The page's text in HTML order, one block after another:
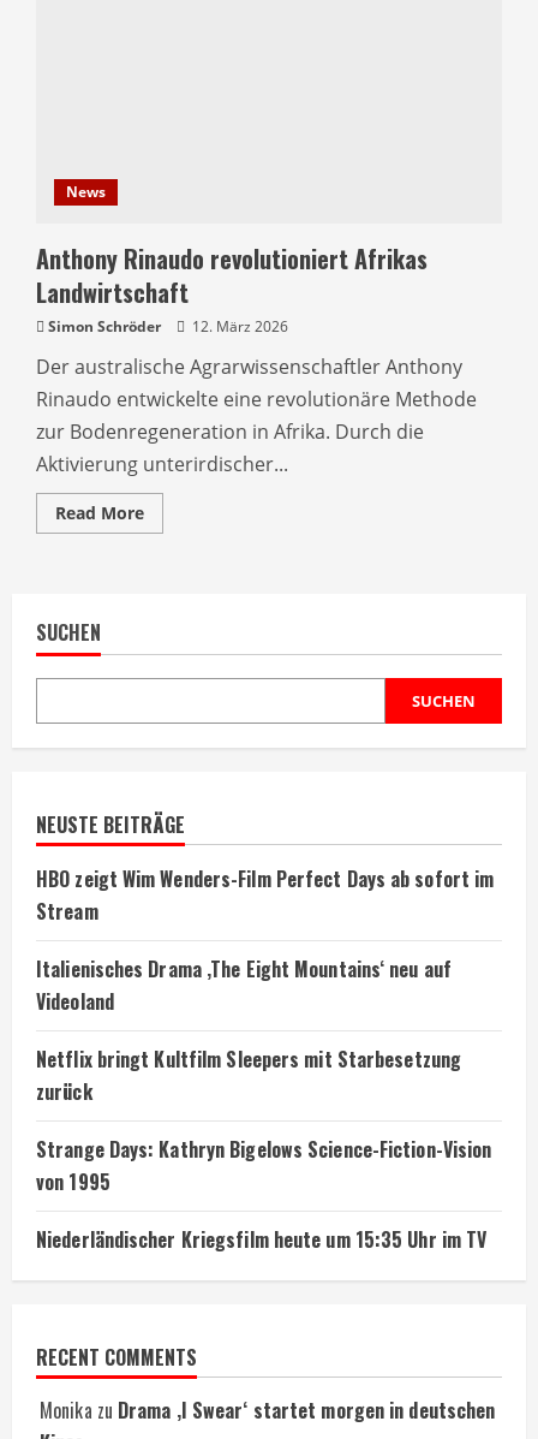
News
Anthony Rinaudo revolutioniert Afrikas
Landwirtschaft
Simon Schröder 12. März 2026
Der australische Agrarwissenschaftler Anthony
Rinaudo entwickelte eine revolutionäre Methode
zur Bodenregeneration in Afrika. Durch die
Aktivierung unterirdischer...
Read MoreRead
more
SUCHEN
SUCHEN
NEUSTE BEITRÄGE
HBO zeigt Wim Wenders-Film Perfect Days ab sofort im
Stream
Italienisches Drama ‚The Eight Mountains‘ neu auf
Videoland
Netflix bringt Kultfilm Sleepers mit Starbesetzung
zurück
Strange Days: Kathryn Bigelows Science-Fiction-Vision
von 1995
Niederländischer Kriegsfilm heute um 15:35 Uhr im TV
RECENT COMMENTS
Monika zu Drama ‚I Swear‘ startet morgen in deutschen